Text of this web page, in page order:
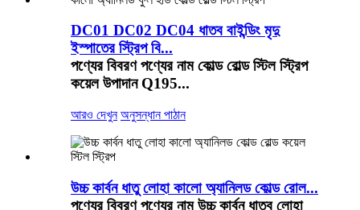
DC01 DC02 DC04 ধাতব বাইন্ডিং মৃদু
ইস্পাতের স্ট্রিপ বি...
পণ্যের বিবরণ পণ্যের নাম কোল্ড রোল্ড স্টিল স্ট্রিপ
কয়েল উপাদান Q195...
আরও দেখুন অনুসন্ধান পাঠান
উচ্চ কার্বন ধাতু লোহা কালো অ্যানিলড কোল্ড রোল...
পণ্যের বিবরণ পণ্যের নাম উচ্চ কার্বন ধাতব লোহা